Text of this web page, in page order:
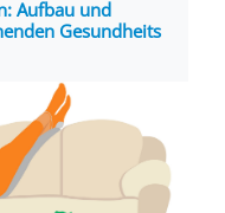
Aufbau und
Gesundheits